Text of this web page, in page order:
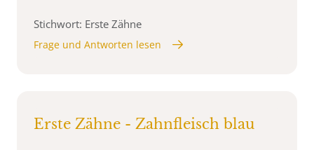
Stichwort: Erste Zähne
Frage und Antworten lesen
Erste Zähne - Zahnfleisch blau